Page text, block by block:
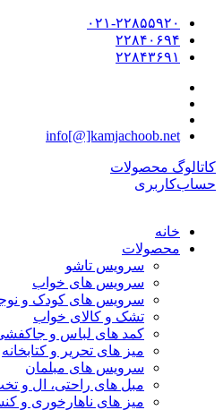
۰۲۱-۲۲۸۵۵۹۲۰
۲۲۸۴۰۶۹۴
۲۲۸۴۳۶۹۱
info[@]kamjachoob.net
کاتالوگ محصولات
حساب‌کاربری
خانه
محصولات
سرویس تاشو
سرویس های خواب
سرویس های کودک و
تشک و کالای خواب
کمد های لباس و
میز های تحریر و کتابخانه
سرویس های مبلمان
مبل های راحتی، ال و
میز های ناهارخوری و